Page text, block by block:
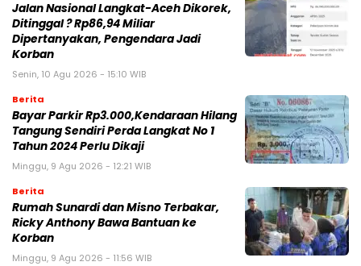
Jalan Nasional Langkat-Aceh Dikorek,
Ditinggal ? Rp86,94 Miliar
Dipertanyakan, Pengendara Jadi
Korban
Senin, 10 Agu 2026 - 15:10 WIB
Berita
Bayar Parkir Rp3.000,Kendaraan Hilang
Tangung Sendiri Perda Langkat No 1
Tahun 2024 Perlu Dikaji
Minggu, 9 Agu 2026 - 12:21 WIB
Berita
Rumah Sunardi dan Misno Terbakar,
Ricky Anthony Bawa Bantuan ke
Korban
Minggu, 9 Agu 2026 - 11:56 WIB